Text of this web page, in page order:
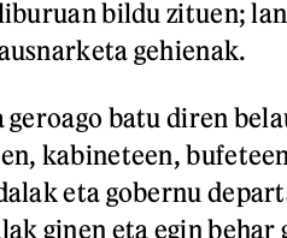
bildu zituen;
gehienak.
batu diren
kabineteen,
eta gobernu
ginen eta egin behar